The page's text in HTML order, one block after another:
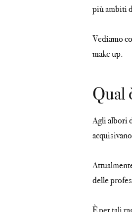
più ambiti
Vediamo
make up.
Qual
Agli albori
delle